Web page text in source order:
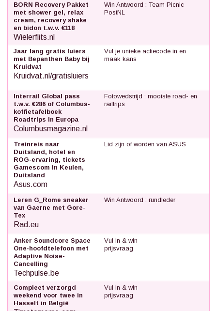
BORN Recovery Pakket
met shower gel, relax
cream, recovery shake
en bidon t.w.v. €118
Wielerflits.nl
Win Antwoord : Team Picnic
PostNL
Jaar lang gratis luiers
met Bepanthen Baby bij
Kruidvat
Kruidvat.nl/gratisluiers
Vul je unieke actiecode in en
maak kans
Interrail Global pass
t.w.v. €286 of Columbus-
koffietafelboek
Roadtrips in Europa
Columbusmagazine.nl
Fotowedstrijd : mooiste road- en
railtrips
Treinreis naar
Duitsland, hotel en
ROG-ervaring, tickets
Gamescom in Keulen,
Duitsland
Asus.com
Lid zijn of worden van ASUS
Leren G_Rome sneaker
van Gaerne met Gore-
Tex
Rad.eu
Win Antwoord : rundleder
Anker Soundcore Space
One-hoofdtelefoon met
Adaptive Noise-
Cancelling
Techpulse.be
Vul in & win
prijsvraag
Compleet verzorgd
weekend voor twee in
Hasselt in België
Vul in & win
prijsvraag